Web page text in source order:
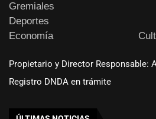
Gremiales
Deportes
Economía
Propietario y Director Responsable:
Registro DNDA en trámite